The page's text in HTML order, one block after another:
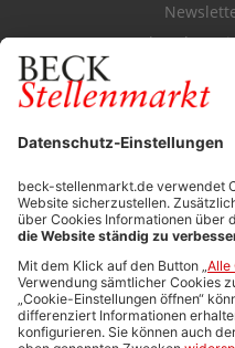
Durchsuchen
FÜR